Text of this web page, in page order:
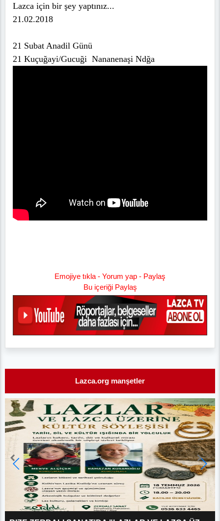
Lazca için bir şey yaptınız...
21.02.2018
21 Subat Anadil Günü
21 Kuçuğayi/Gucuği Nananenaşi Ndğa
Emojiye tıkla - Yorum yap - Paylaş
Bu içeriği Paylaş
Lazca.org manşetler